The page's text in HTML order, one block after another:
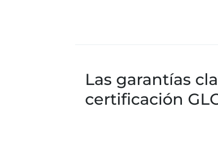
Las garantías
certificación